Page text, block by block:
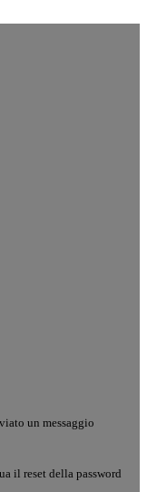
un messaggio
il reset della password